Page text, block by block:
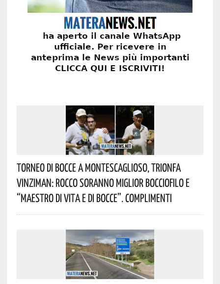
Torneo Di Bocce A Montescaglioso, Trionfa
Vinziman: Rocco Soranno Miglior Bocciofilo E
“Maestro Di Vita E Di Bocce”. Complimenti